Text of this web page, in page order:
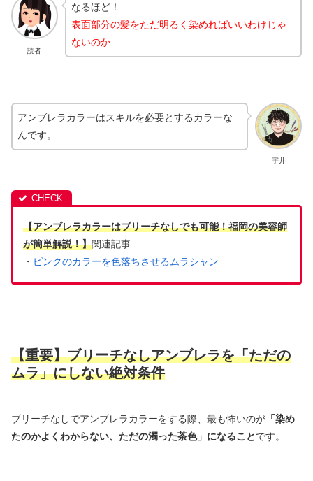
読者
なるほど！
表面部分の髪をただ明るく染めればいいわけじゃ
ないのか…
宇井
アンブレラカラーはスキルを必要とするカラーな
んです。
【アンブレラカラーはブリーチなしでも可能！福岡の美容師
が簡単解説！】関連記事
・ ピンクのカラーを色落ちさせるムラシャン
【重要】ブリーチなしアンブレラを「ただの
ムラ」にしない絶対条件
ブリーチなしでアンブレラカラーをする際、最も怖いのが 「染め
たのかよくわからない、ただの濁った茶色」になることです。